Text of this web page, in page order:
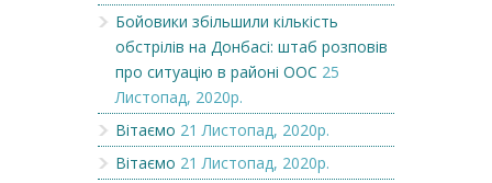
Бойовики збільшили кількість
обстрілів на Донбасі: штаб розповів
про ситуацію в районі ООС 25
Листопад, 2020р.
Вітаємо 21 Листопад, 2020р.
Вітаємо 21 Листопад, 2020р.